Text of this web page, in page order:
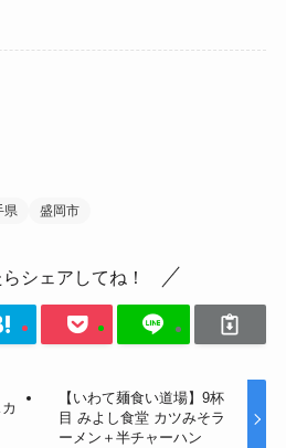
県 盛岡市
シェアしてね！
【いわて麺食い道場】9杯
目 みよし食堂 カツみそラ
ーメン＋半チャーハン